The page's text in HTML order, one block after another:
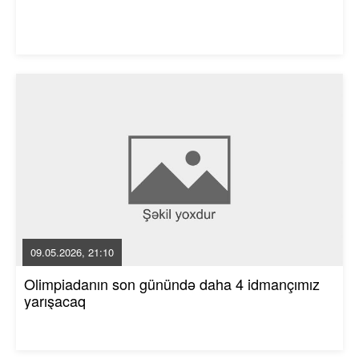
09.05.2026, 21:10
Olimpiadanın son günündə daha 4 idmançımız
yarışacaq